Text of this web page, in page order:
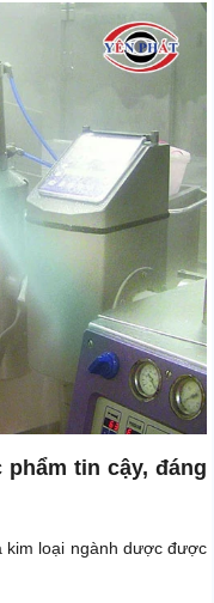
tin cậy, đáng
kim loại ngành dược được